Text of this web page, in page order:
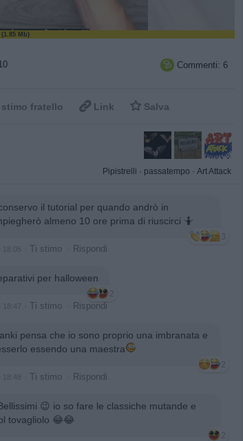
Mb)
 Commenti: 6
fratello  Link  Salva
Pipistrelli · passatempo · Art Attack
il tutorial per quando andrò in
almeno 10 ore prima di riuscirci 🤷
3
18:05 Ti stimo Rispondi
per halloween
2
Ti stimo Rispondi
pensa che io sono proprio una imbranata e
essendo una maestra
2
Ti stimo Rispondi
😉 io so fare le classiche mutande e
tovagliolo 😂😂
2